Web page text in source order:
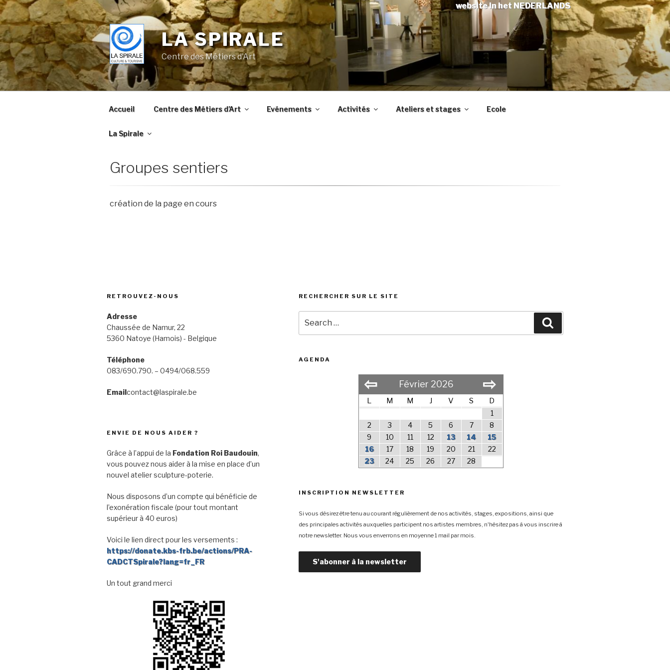
website in het NEDERLANDS
Skip
to
content
LA SPIRALE
Centre des Métiers d'Art
Accueil Centre des Métiers d’Art Evénements Activités Ateliers et stages Ecole
La Spirale
Groupes sentiers
création de la page en cours
RETROUVEZ-NOUS
Adresse
Chaussée de Namur, 22
5360 Natoye (Hamois) - Belgique
Téléphone
083/690.790. – 0494/068.559
Emailcontact@laspirale.be
ENVIE DE NOUS AIDER ?
Grâce à l’appui de la Fondation Roi Baudouin,
vous pouvez nous aider à la mise en place d’un
nouvel atelier sculpture-poterie.
Nous disposons d’un compte qui bénéficie de
l’exonération fiscale (pour tout montant
supérieur à 40 euros)
Voici le lien direct pour les versements :
https://donate.kbs-frb.be/actions/PRA-
CADCTSpirale?lang=fr_FR
Un tout grand merci
RECHERCHER SUR LE SITE
for:
AGENDA
⇦ Février 2026 ⇨
L M M J V S D
1
2
3 4 5 6 7
8
9
10 11 12 13 14
15
16
17 18 19 20 21
22
23
24 25 26 27 28
INSCRIPTION NEWSLETTER
Si vous désirez être tenu au courant régulièrement de nos activités, stages, expositions, ainsi que
des principales activités auxquelles participent nos artistes membres, n'hésitez pas à vous inscrire à
notre newsletter. Nous vous enverrons en moyenne 1 mail par mois.